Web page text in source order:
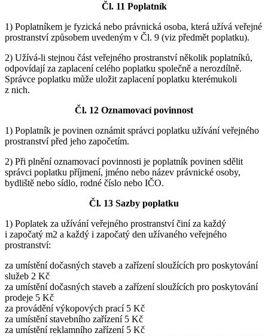
Čl. 11 Poplatník
1) Poplatníkem je fyzická nebo právnická osoba, která užívá veřejné
prostranství způsobem uvedeným v Čl. 9 (viz předmět poplatku).
2) Užívá-li stejnou část veřejného prostranství několik poplatníků,
odpovídají za zaplacení celého poplatku společně a nerozdílně.
Správce poplatku může uložit zaplacení poplatku kterémukoli
z nich.
Čl. 12 Oznamovací povinnost
1) Poplatník je povinen oznámit správci poplatku užívání veřejného
prostranství před jeho započetím.
2) Při plnění oznamovací povinnosti je poplatník povinen sdělit
správci poplatku příjmení, jméno nebo název právnické osoby,
bydliště nebo sídlo, rodné číslo nebo IČO.
Čl. 13 Sazby poplatku
1) Poplatek za užívání veřejného prostranství činí za každý
i započatý m2 a každý i započatý den užívaného veřejného
prostranství:
za umístění dočasných staveb a zařízení sloužících pro poskytování
služeb 2 Kč
za umístění dočasných staveb a zařízení sloužících pro poskytování
prodeje 5 Kč
za provádění výkopových prací 5 Kč
za umístění stavebního zařízení 5 Kč
za umístění reklamního zařízení 5 Kč